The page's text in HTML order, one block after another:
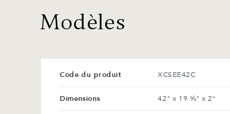
Modèles
Code du produit XCSEE42C
Dimensions 42" x 19 ⅝" x 2"